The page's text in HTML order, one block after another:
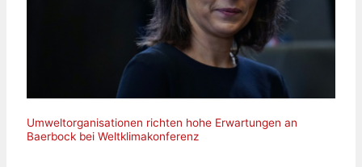
Umweltorganisationen richten hohe Erwartungen an
Baerbock bei Weltklimakonferenz